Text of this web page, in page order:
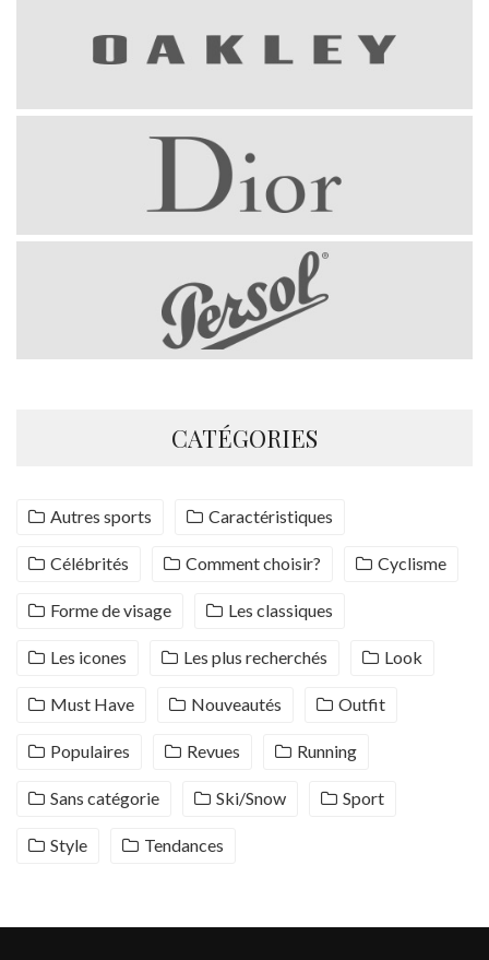
CATÉGORIES
Autres sports Caractéristiques
Célébrités Comment choisir? Cyclisme
Forme de visage Les classiques
Les icones Les plus recherchés Look
Must Have Nouveautés Outfit
Populaires Revues Running
Sans catégorie Ski/Snow Sport
Style Tendances